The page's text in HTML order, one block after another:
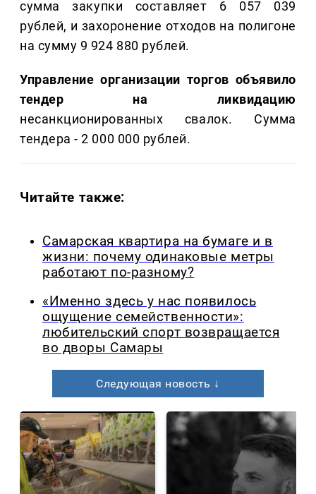
сумма закупки составляет 6 057 039
рублей, и захоронение отходов на полигоне
на сумму 9 924 880 рублей.
Управление организации торгов объявило
тендер на ликвидацию
несанкционированных свалок. Сумма
тендера - 2 000 000 рублей.
Читайте также:
Самарская квартира на бумаге и в
жизни: почему одинаковые метры
работают по-разному?
«Именно здесь у нас появилось
ощущение семейственности»:
любительский спорт возвращается
во дворы Самары
Следующая новость ↓